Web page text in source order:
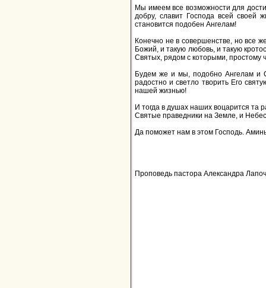
Мы имеем все возможности для
добру, славит Господа всей своей
становится подобен Ангелам!
Конечно не в совершенстве, но все
Божий, и такую любовь, и такую
Святых, рядом с которыми, простому
Будем же и мы, подобно Ангелам и
радостно и светло творить Его
нашей жизнью!
И тогда в душах наших воцарится та
Святые праведники на Земле, и
Да поможет нам в этом Господь.
Проповедь пастора Александра